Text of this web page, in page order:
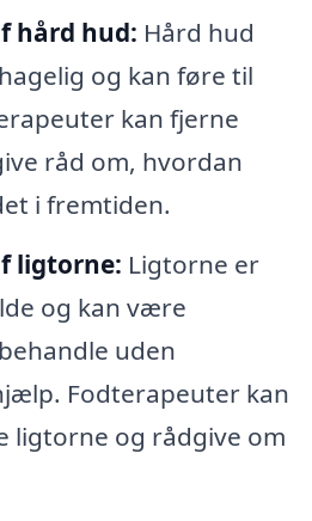
hård hud: Hård hud
og kan føre til
kan fjerne
råd om, hvordan
i fremtiden.
ligtorne: Ligtorne er
og kan være
uden
Fodterapeuter kan
ligtorne og rådgive om